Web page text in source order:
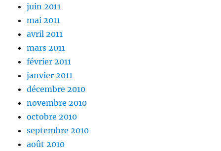
juin 2011
mai 2011
avril 2011
mars 2011
février 2011
janvier 2011
décembre 2010
novembre 2010
octobre 2010
septembre 2010
août 2010